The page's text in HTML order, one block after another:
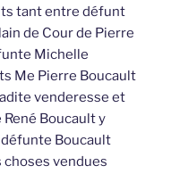
tant entre défunt
de Cour de Pierre
Michelle
Me Pierre Boucault
venderesse et
Boucault y
défunte Boucault
vendues